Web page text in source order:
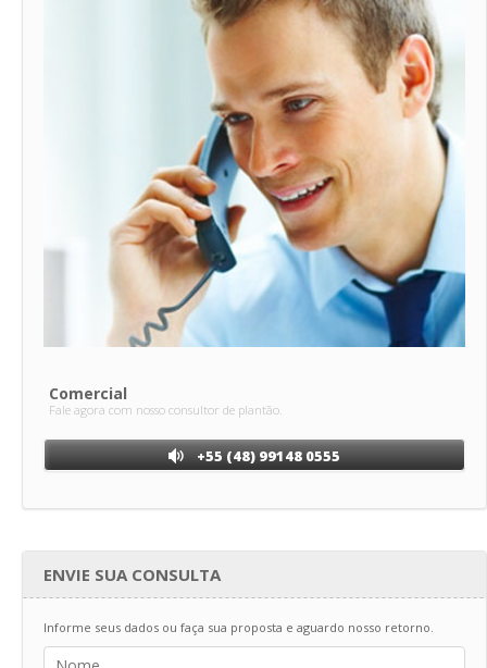
Comercial
Fale agora com nosso consultor de plantão.
+55 (48) 99148 0555
ENVIE SUA CONSULTA
Informe seus dados ou faça sua proposta e aguardo nosso retorno.